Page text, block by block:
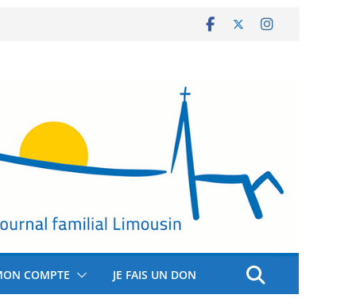
COMPTE JE FAIS UN DON